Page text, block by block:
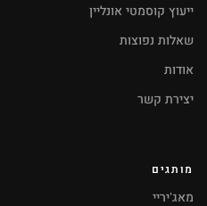
ייעוץ קוסמטי אונליין
שאלות נפוצות
אודות
יצירת קשר
מותגים
מאג'יריי